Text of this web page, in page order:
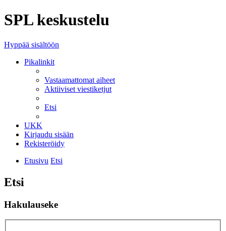
SPL keskustelu
Hyppää sisältöön
Pikalinkit
Vastaamattomat aiheet
Aktiiviset viestiketjut
Etsi
UKK
Kirjaudu sisään
Rekisteröidy
Etusivu Etsi
Etsi
Hakulauseke